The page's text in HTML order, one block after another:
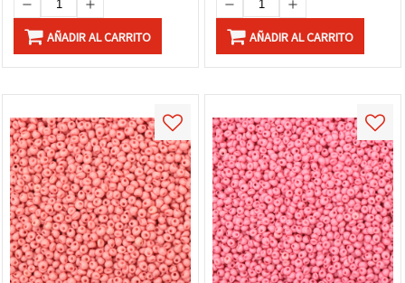
AÑADIR AL CARRITO AÑADIR AL CARRITO